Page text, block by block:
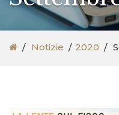
Notizie 2020